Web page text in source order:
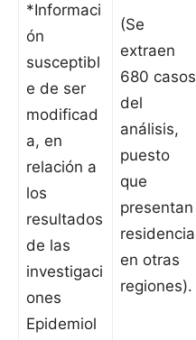
*Informaci
ón
susceptibl
e de ser
modificad
a, en
relación a
los
resultados
de las
investigaci
ones
Epidemiol
(Se
extraen
680 casos
del
análisis,
puesto
que
presentan
residencia
en otras
regiones).